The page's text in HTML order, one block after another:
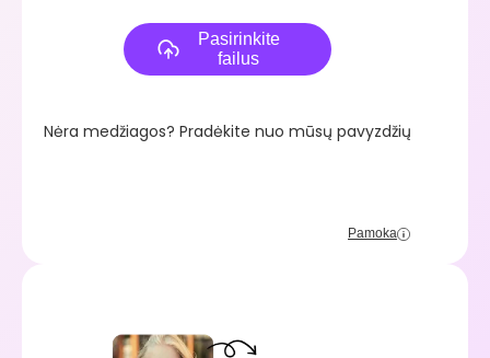
Pasirinkite
failus
Nėra medžiagos? Pradėkite nuo mūsų pavyzdžių
Pamoka